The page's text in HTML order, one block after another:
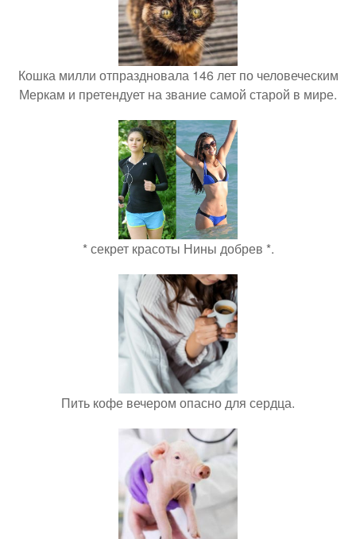
Кошка милли отпраздновала 146 лет по человеческим
Меркам и претендует на звание самой старой в мире.
* секрет красоты Нины добрев *.
Пить кофе вечером опасно для сердца.